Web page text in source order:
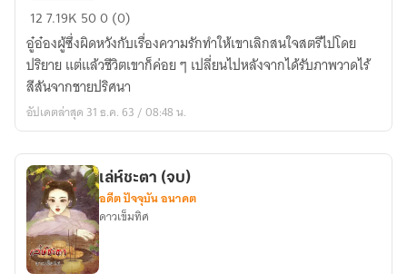
ลิขิต
รัก
มิติ
เสน่หา
(จบ)
127.19K 500 (0)
อู๋อ๋องผู้ซึ่งผิดหวังกับเรื่องความรักทำให้เขาเลิกสนใจสตรีไปโดย
ปริยาย แต่แล้วชีวิตเขาก็ค่อย ๆ เปลี่ยนไปหลังจากได้รับภาพวาดไร้
สีสันจากชายปริศนา
อัปเดตล่าสุด 31 ธ.ค. 63 / 08:48 น.
เล่ห์ชะตา (จบ)
อดีต ปัจจุบัน อนาคต
ดาวเข็มทิศ